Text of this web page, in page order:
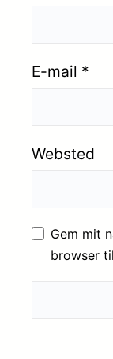
E-mail *
Websted
Gem mit
browser